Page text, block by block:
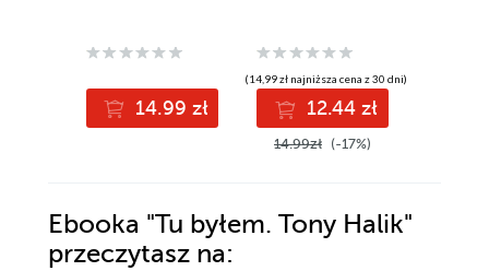
14.99 zł
(14,99 zł najniższa cena z 30 dni)
12.44 zł
14.99zł (-17%)
Ebooka "Tu byłem. Tony Halik"
przeczytasz na: